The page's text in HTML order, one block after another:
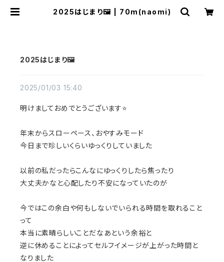
2025はじまり🖼️ | 70m(naomi)
2025はじまり🖼️
2025/01/03 15:40
明けましておめでとうございます⭐️
年末からスローペース、おやすみモード
今日まで珍しいくらいゆっくりしていました
以前の私だったらこんなにゆっくりしたら焦ったり
大丈夫かなと心配したり不安になっていたのが
今ではこの余白や何もしないでいられる時間を取れること
って
本当に素晴らしいことだなあという余裕と
逆に休めることによってセルフイメージが上がった時間と
なりました